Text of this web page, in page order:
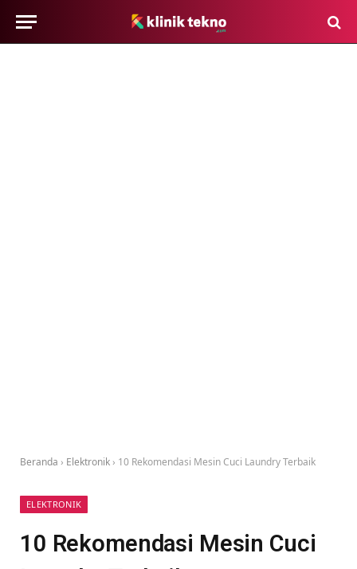
Beranda › Elektronik › 10 Rekomendasi Mesin Cuci Laundry Terbaik
ELEKTRONIK
10 Rekomendasi Mesin Cuci